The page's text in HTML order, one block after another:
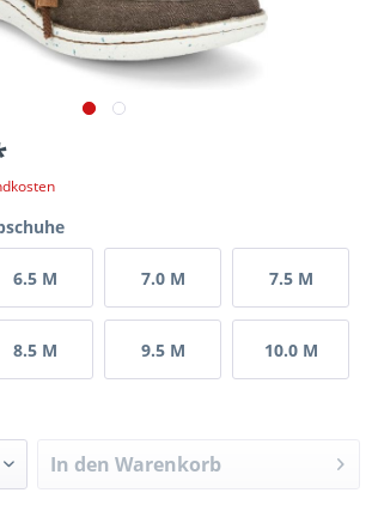
6.5 M 7.0 M 7.5 M
8.5 M 9.5 M 10.0 M
In den Warenkorb